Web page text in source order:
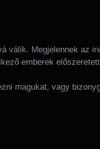
válik. Megjelennek az
emberek
magukat, vagy